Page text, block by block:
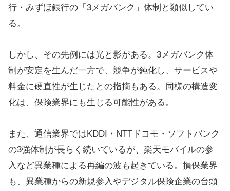
行・みずほ銀行の「3メガバンク」体制と類似してい
る。
しかし、その先例には光と影がある。3メガバンク体
制が安定を生んだ一方で、競争が鈍化し、サービスや
料金に硬直性が生じたとの指摘もある。同様の構造変
化は、保険業界にも生じる可能性がある。
また、通信業界ではKDDI・NTTドコモ・ソフトバンク
の3強体制が長らく続いているが、楽天モバイルの参
入など異業種による再編の波も起きている。損保業界
も、異業種からの新規参入やデジタル保険企業の台頭